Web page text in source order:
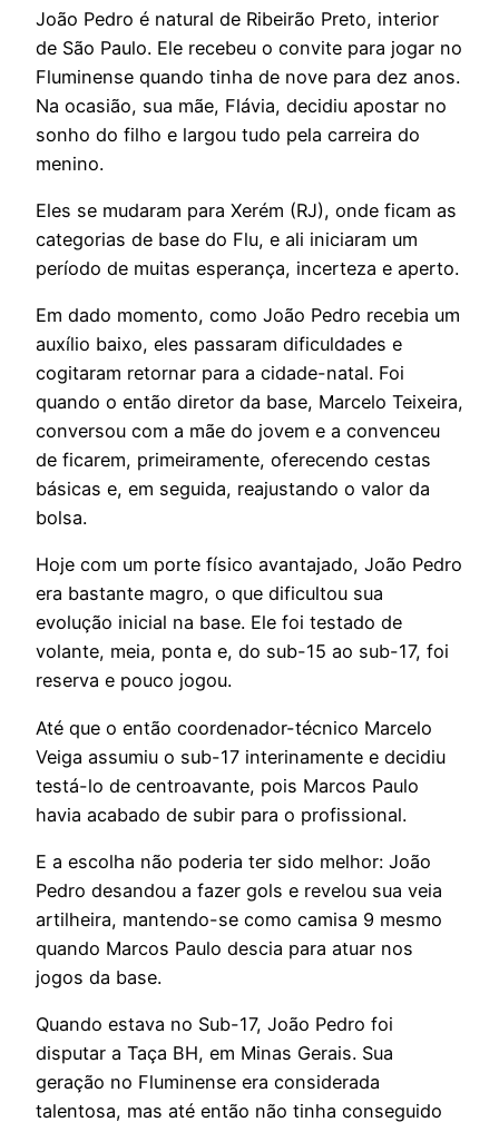
João Pedro é natural de Ribeirão Preto, interior
de São Paulo. Ele recebeu o convite para jogar no
Fluminense quando tinha de nove para dez anos.
Na ocasião, sua mãe, Flávia, decidiu apostar no
sonho do filho e largou tudo pela carreira do
menino.
Eles se mudaram para Xerém (RJ), onde ficam as
categorias de base do Flu, e ali iniciaram um
período de muitas esperança, incerteza e aperto.
Em dado momento, como João Pedro recebia um
auxílio baixo, eles passaram dificuldades e
cogitaram retornar para a cidade-natal. Foi
quando o então diretor da base, Marcelo Teixeira,
conversou com a mãe do jovem e a convenceu
de ficarem, primeiramente, oferecendo cestas
básicas e, em seguida, reajustando o valor da
bolsa.
Hoje com um porte físico avantajado, João Pedro
era bastante magro, o que dificultou sua
evolução inicial na base. Ele foi testado de
volante, meia, ponta e, do sub-15 ao sub-17, foi
reserva e pouco jogou.
Até que o então coordenador-técnico Marcelo
Veiga assumiu o sub-17 interinamente e decidiu
testá-lo de centroavante, pois Marcos Paulo
havia acabado de subir para o profissional.
E a escolha não poderia ter sido melhor: João
Pedro desandou a fazer gols e revelou sua veia
artilheira, mantendo-se como camisa 9 mesmo
quando Marcos Paulo descia para atuar nos
jogos da base.
Quando estava no Sub-17, João Pedro foi
disputar a Taça BH, em Minas Gerais. Sua
geração no Fluminense era considerada
talentosa, mas até então não tinha conseguido